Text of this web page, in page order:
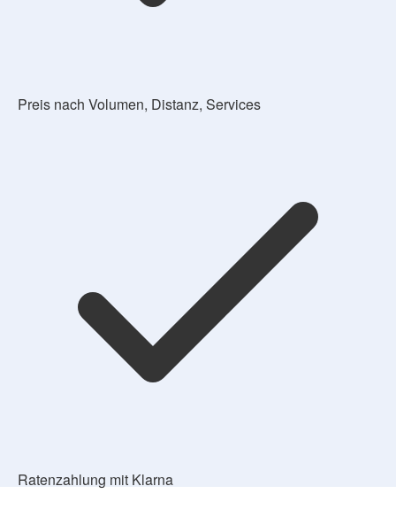
Preis nach Volumen, Distanz, Services
Ratenzahlung mit Klarna